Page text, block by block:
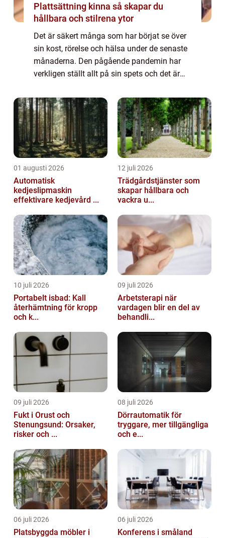
Plattsättning kinna så skapar du
hållbara och stilrena ytor
Det är säkert många som har börjat se över
sin kost, rörelse och hälsa under de senaste
månaderna. Den pågående pandemin har
verkligen ställt allt på sin spets och det är
01 augusti 2026
Automatisk
kedjeslipmaskin
effektivare kedjevård ...
12 juli 2026
Trädgårdstjänster som
skapar hållbara och
vackra u...
10 juli 2026
Portabelt isbad: Kall
återhämtning för kropp
och k...
09 juli 2026
Arbetsterapi när
vardagen blir en del av
behandli...
09 juli 2026
Fukt i Orust och
Stenungsund: Orsaker,
risker och ...
08 juli 2026
Dörrautomatik för
tryggare, mer tillgängliga
och e...
06 juli 2026
Platsbyggda möbler i
06 juli 2026
Konferens i småland